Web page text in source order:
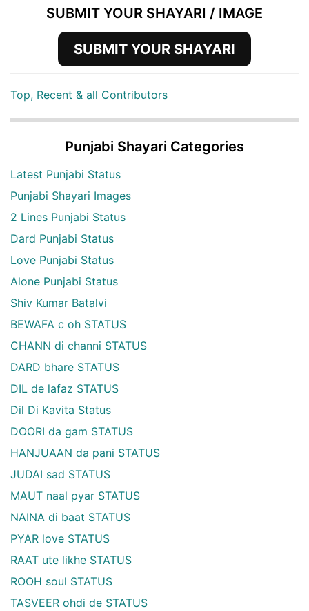
SUBMIT YOUR SHAYARI / IMAGE
SUBMIT YOUR SHAYARI
Top, Recent & all Contributors
Punjabi Shayari Categories
Latest Punjabi Status
Punjabi Shayari Images
2 Lines Punjabi Status
Dard Punjabi Status
Love Punjabi Status
Alone Punjabi Status
Shiv Kumar Batalvi
BEWAFA c oh STATUS
CHANN di channi STATUS
DARD bhare STATUS
DIL de lafaz STATUS
Dil Di Kavita Status
DOORI da gam STATUS
HANJUAAN da pani STATUS
JUDAI sad STATUS
MAUT naal pyar STATUS
NAINA di baat STATUS
PYAR love STATUS
RAAT ute likhe STATUS
ROOH soul STATUS
TASVEER ohdi de STATUS